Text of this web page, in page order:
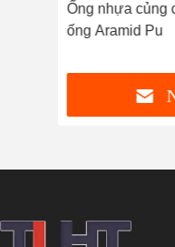
Ống nhựa củng
ống Aramid Pu